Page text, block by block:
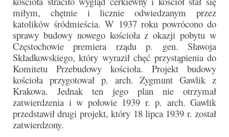
Narodowy Dzień Pamięci “Żołnierzy
Wyklętych” 2019
Pielęgnacja drzew
Nasza parafia z lotu ptaka
Stare fotografie
Galerie 2018
Pasterka 2018
miłym, chętnie i licznie odwiedzanym przez
katolików śródmieścia. W 1937 roku powrócono do
sprawy budowy nowego kościoła z okazji pobytu w
Częstochowie premiera rządu p. gen. Sławoja
Składkowskiego, który wyraził chęć przystąpienia do
Komitetu Przebudowy kościoła. Projekt budowy
kościoła przygotował p. arch. Zygmunt Gawlik z
Krakowa. Jednak ten jego plan nie otrzymał
zatwierdzenia i w połowie 1939 r. p. arch. Gawlik
przedstawił drugi projekt, który 18 lipca 1939 r. został
zatwierdzony.